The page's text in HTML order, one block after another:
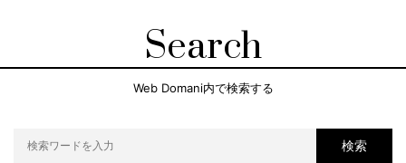
Search
Web Domani内で検索する
検索